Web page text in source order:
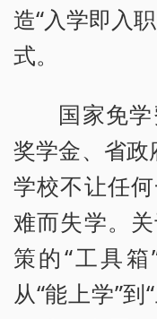
造“入学即入
式。
国家免
奖学金、省
学校不让任
难而失学。
策的“工具箱
从“能上学”到